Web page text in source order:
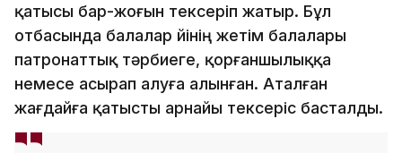
қатысы бар-жоғын тексеріп жатыр. Бұл
отбасында балалар үйінің жетім балалары
патронаттық тәрбиеге, қорғаншылыққа
немесе асырап алуға алынған. Аталған
жағдайға қатысты арнайы тексеріс басталды.